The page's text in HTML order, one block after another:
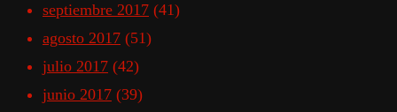
septiembre 2017 (41)
agosto 2017 (51)
julio 2017 (42)
junio 2017 (39)